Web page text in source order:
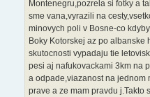
Montenegru,pozrela si fotky a
sme vana,vyrazili na
minovych poli v Bosne-co
Boky Kotorskej az po albanske
skutocnosti vypadaju tie
pesi aj nafukovackami 3km na
a odpade,viazanost na jednom
prave a ze mam pravdu j.Takto